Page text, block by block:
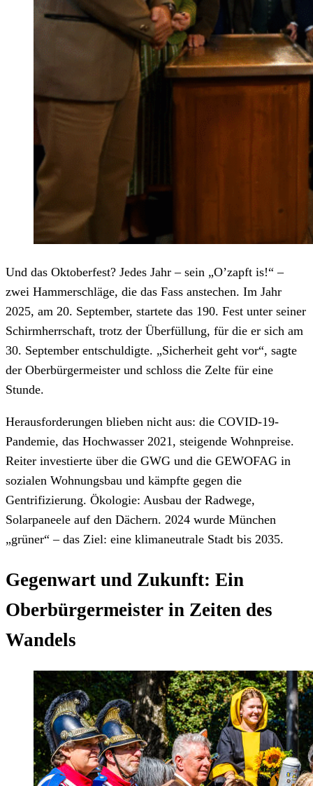
Und das Oktoberfest? Jedes Jahr – sein „O’zapft is!“ –
zwei Hammerschläge, die das Fass anstechen. Im Jahr
2025, am 20. September, startete das 190. Fest unter seiner
Schirmherrschaft, trotz der Überfüllung, für die er sich am
30. September entschuldigte. „Sicherheit geht vor“, sagte
der Oberbürgermeister und schloss die Zelte für eine
Stunde.
Herausforderungen blieben nicht aus: die COVID-19-
Pandemie, das Hochwasser 2021, steigende Wohnpreise.
Reiter investierte über die GWG und die GEWOFAG in
sozialen Wohnungsbau und kämpfte gegen die
Gentrifizierung. Ökologie: Ausbau der Radwege,
Solarpaneele auf den Dächern. 2024 wurde München
„grüner“ – das Ziel: eine klimaneutrale Stadt bis 2035.
Gegenwart und Zukunft: Ein
Oberbürgermeister in Zeiten des
Wandels